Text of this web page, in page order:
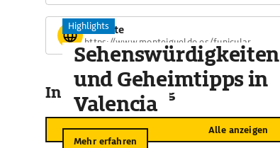
Website
https://www.monteigueldo.es/funicular
In der Umgebung
Alle anzeigen
Highlights
Sehenswürdigkeiten
und Geheimtipps in
Valencia
Mehr erfahren